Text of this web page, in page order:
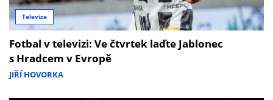
Televize
Fotbal v televizi: Ve čtvrtek laďte Jablonec
s Hradcem v Evropě
JIŘÍ HOVORKA